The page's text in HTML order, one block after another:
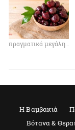
πραγματικά μεγάλη…
Η Βαμβακιά
Βότανα &